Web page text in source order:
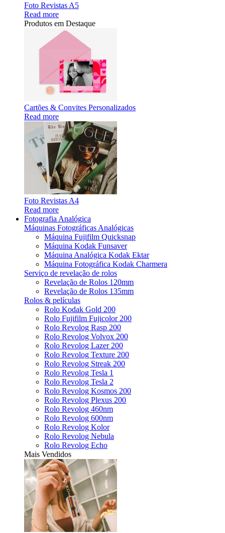
Foto Revistas A5
Read more
Produtos em Destaque
Cartões & Convites Personalizados
Read more
Foto Revistas A4
Read more
Fotografia Analógica
Máquinas Fotográficas Analógicas
Máquina Fujifilm Quicksnap
Máquina Kodak Funsaver
Máquina Analógica Kodak Ektar
Máquina Fotográfica Kodak Charmera
Serviço de revelação de rolos
Revelação de Rolos 120mm
Revelação de Rolos 135mm
Rolos & películas
Rolo Kodak Gold 200
Rolo Fujifilm Fujicolor 200
Rolo Revolog Rasp 200
Rolo Revolog Volvox 200
Rolo Revolog Lazer 200
Rolo Revolog Texture 200
Rolo Revolog Streak 200
Rolo Revolog Tesla 1
Rolo Revolog Tesla 2
Rolo Revolog Kosmos 200
Rolo Revolog Plexus 200
Rolo Revolog 460nm
Rolo Revolog 600nm
Rolo Revolog Kolor
Rolo Revolog Nebula
Rolo Revolog Echo
Mais Vendidos